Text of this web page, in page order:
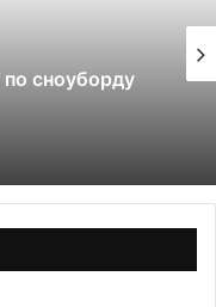
выбрать для
4 или 6 мм